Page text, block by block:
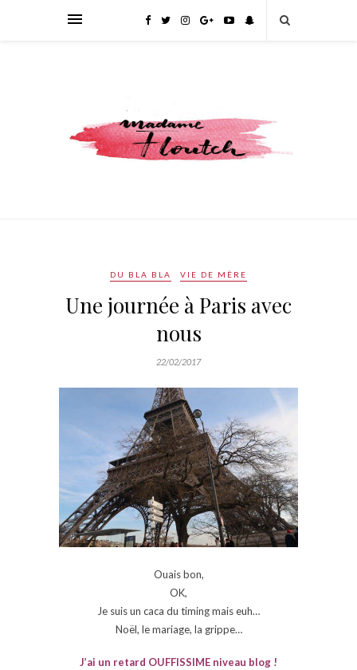
DU BLA BLA VIE DE MÈRE
Une journée à Paris avec
nous
22/02/2017
Ouais bon,
OK,
Je suis un caca du timing mais euh…
Noël, le mariage, la grippe…
J’ai un retard OUFFISSIME niveau blog !